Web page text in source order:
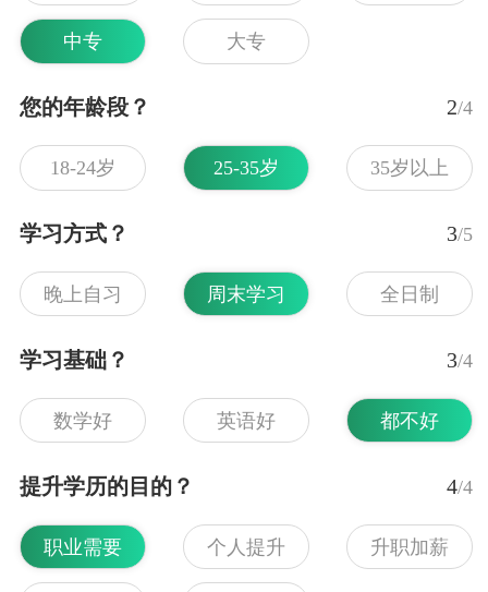
中专 大专
您的年龄段？ 2/4
18-24岁 25-35岁 35岁以上
学习方式？ 3/5
晚上自习 周末学习 全日制
学习基础？ 3/4
数学好 英语好 都不好
提升学历的目的？ 4/4
职业需要 个人提升 升职加薪